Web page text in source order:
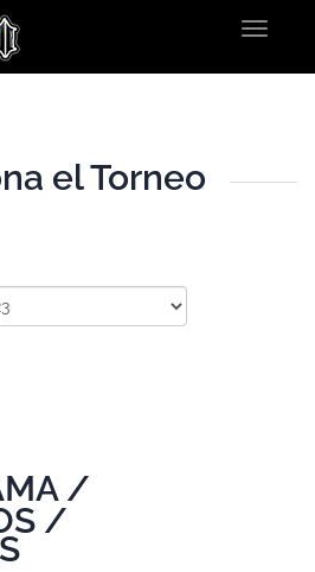
Toggle
el Torneo
/
/